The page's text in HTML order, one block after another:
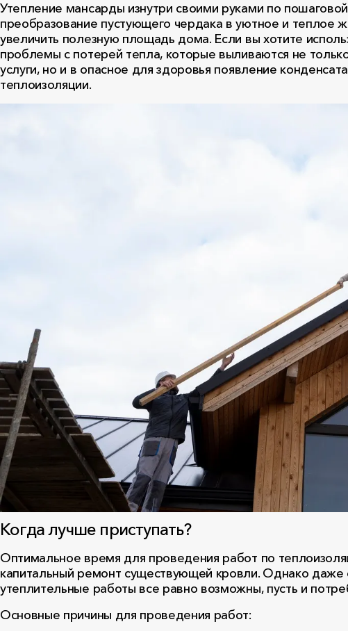
Утепление мансарды изнутри своими руками по
преобразование пустующего чердака в уютное и теплое
увеличить полезную площадь дома. Если вы хотите
проблемы с потерей тепла, которые выливаются не
услуги, но и в опасное для здоровья появление
теплоизоляции.
Когда лучше приступать?
Оптимальное время для проведения работ по
капитальный ремонт существующей кровли. Однако даже
утеплительные работы все равно возможны, пусть и
Основные причины для проведения работ: